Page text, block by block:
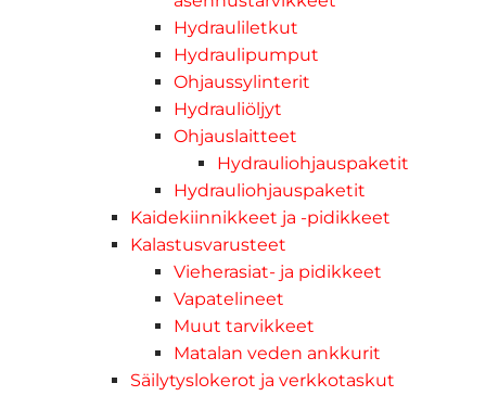
Hydrauliletkut
Hydraulipumput
Ohjaussylinterit
Hydrauliöljyt
Ohjauslaitteet
Hydrauliohjauspaketit
Hydrauliohjauspaketit
Kaidekiinnikkeet ja -pidikkeet
Kalastusvarusteet
Vieherasiat- ja pidikkeet
Vapatelineet
Muut tarvikkeet
Matalan veden ankkurit
Säilytyslokerot ja verkkotaskut